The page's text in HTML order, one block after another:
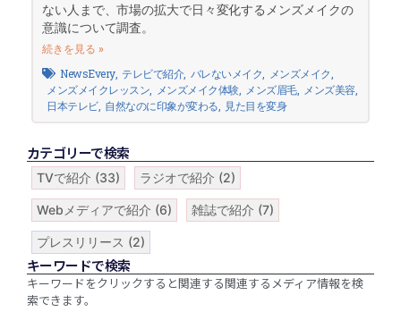
ない人まで、市場の拡大で日々変化するメンズメイクの
意識について調査。
続きを見る »
NewsEvery, テレビで紹介, バレないメイク メンズメイク
メンズメイクレッスン
メンズメイク体験, メンズ眉毛, メンズ美容,
日本テレビ, 自然なのに印象が変わる 見た目を変身
カテゴリーで検索
TVで紹介 (33) ラジオで紹介 (2)
Webメディアで紹介 (6) 雑誌で紹介 (7)
プレスリリース (2)
キーワードで検索
キーワードをクリックすると関連する関連するメディア情報を検
索できます。